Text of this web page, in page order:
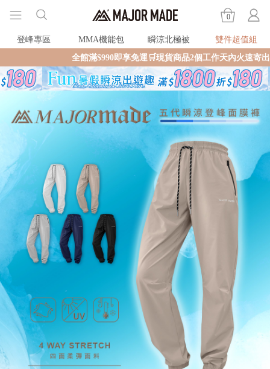
0
登峰專區 MMA機能包 瞬涼北極被
雙件超值組
館滿$990即享免運🛒現貨商品2個工作天內火速寄出🚚滿額再送限量好